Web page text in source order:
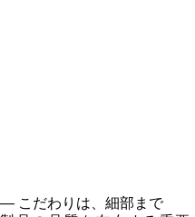
― こだわりは、細部まで